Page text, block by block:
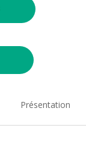
Présentation